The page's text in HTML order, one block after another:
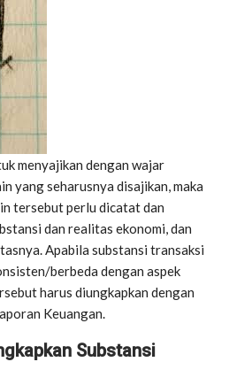
menyajikan dengan wajar
yang seharusnya disajikan, maka
tersebut perlu dicatat dan
dan realitas ekonomi, dan
Apabila substansi transaksi
berbeda dengan aspek
harus diungkapkan dengan
Keuangan.
Substansi